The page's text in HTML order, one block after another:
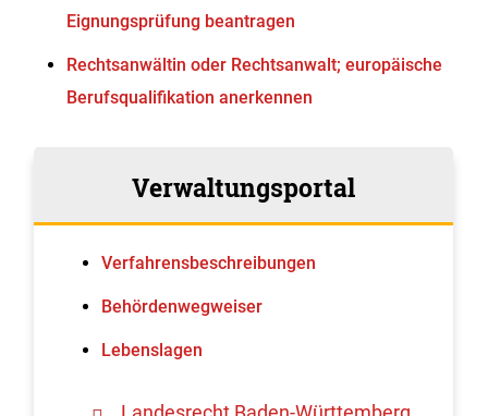
Eignungsprüfung beantragen
Rechtsanwältin oder Rechtsanwalt; europäische
Berufsqualifikation anerkennen
Verwaltungsportal
Verfahrens­beschreibungen
Behördenwegweiser
Lebenslagen